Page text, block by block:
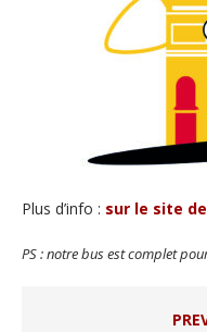
Plus d’info : sur le site
PS : notre bus est complet